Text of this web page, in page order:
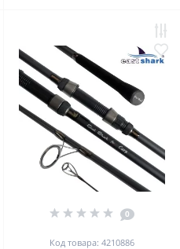
0
Код товара: 4210886